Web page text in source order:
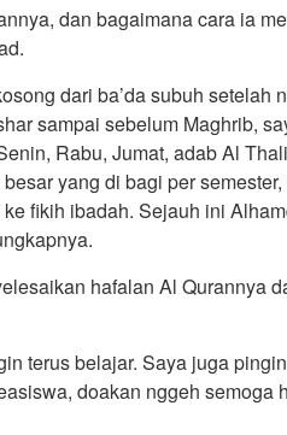
dan bagaimana cara ia
dari ba’da subuh setelah
sampai sebelum Maghrib,
Rabu, Jumat, adab Al
yang di bagi per
fikih ibadah. Sejauh ini
hafalan Al Qurannya
terus belajar. Saya juga
doakan nggeh semoga